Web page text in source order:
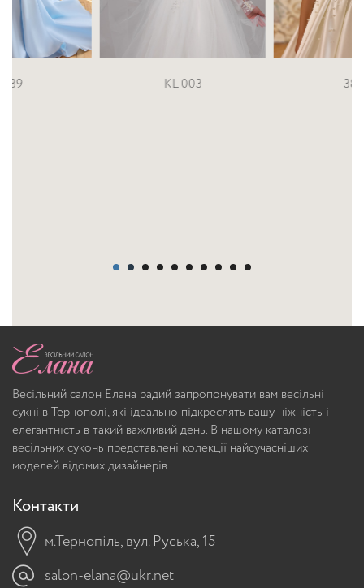
Весільний салон Елана радий запропонувати вам весільні
сукні в Тернополі, які ідеально підкреслять вашу ніжність і
елегантність в такий важливий день. В нашому каталозі
весільних суконь представлені колекції найсучасніших
моделей відомих дизайнерів
Контакти
м.Тернопіль, вул. Руська, 15
salon-elana@ukr.net